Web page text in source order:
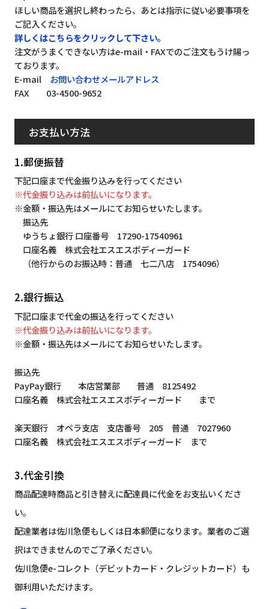
ほしい商品を選択し終わったら、あとは指示に従い必要事項を
ご記入ください。
詳しくはこちらをクリックして下さい。
注文がうまくできない方はe-mail・FAXでのご注文もうけ賜っ
ております。
E-mail お問い合わせメールアドレス
FAX 03-4500-9652
お支払い方法
1.郵便振替
下記口座まで代金振り込みを行ってください
※代金振り込みは前払いになります。
※金額・振込先はメールにてお知らせいたします。
振込先
ゆうちょ銀行 口座番号 17290-17540961
口座名義 株式会社エスエスボディーガード
（他行からのお振込時：普通 七二八店 1754096）
2.銀行振込
下記口座まで代金の振込を行ってください
※代金振り込みは前払いになります。
※金額・振込先はメールにてお知らせいたします。
振込先
PayPay銀行 本店営業部 普通 8125492
口座名義 株式会社エスエスボディーガード まで
楽天銀行 オペラ支店 支店番号 205 普通 7027960
口座名義 株式会社エスエスボディーガード まで
3.代金引換
商品配達時商品と引き替えに配達員に代金をお支払いくださ
い。
配達業者は佐川急便もしくは日本郵便になります。業者のご選
択はできませんのでご了承ください。
佐川急便e-コレクト（デビットカード・クレジットカード）も
御利用いただけます。